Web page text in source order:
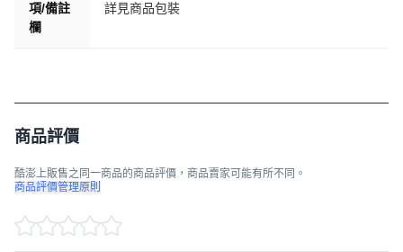
項/備註
欄
詳見商品包裝
商品評價
酷澎上販售之同一商品的商品評價，商品賣家可能有所不同。
商品評價管理原則